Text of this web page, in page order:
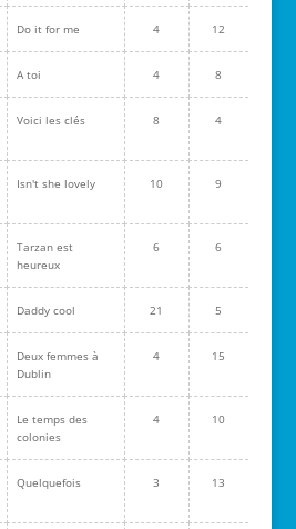
Do it for me 4 12
A toi 4 8
Voici les clés 8 4
Isn't she lovely 10 9
Tarzan est
heureux
6 6
Daddy cool 21 5
Deux femmes à
Dublin
4 15
Le temps des
colonies
4 10
Quelquefois 3 13